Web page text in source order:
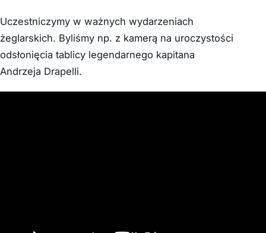
Uczestniczymy w ważnych wydarzeniach
żeglarskich. Byliśmy np. z kamerą na uroczystości
odsłonięcia tablicy legendarnego kapitana
Andrzeja Drapelli.